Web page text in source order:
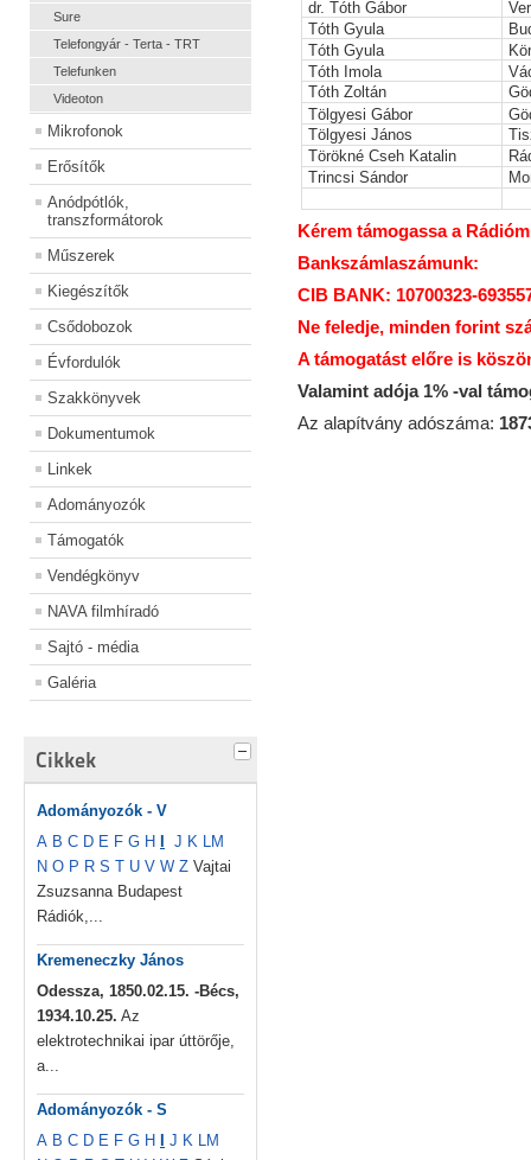
Sure
Telefongyár - Terta - TRT
Telefunken
Videoton
Mikrofonok
Erősítők
Anódpótlók,
transzformátorok
Műszerek
Kiegészítők
Csődobozok
Évfordulók
Szakkönyvek
Dokumentumok
Linkek
Adományozók
Támogatók
Vendégkönyv
NAVA filmhíradó
Sajtó - média
Galéria
Cikkek
Adományozók - V
A B C D E F G H J K LM
N O P R S T U V W Z Vajtai
Zsuzsanna Budapest
Rádiók,...
Kremeneczky János
Odessza, 1850.02.15. -Bécs,
1934.10.25. Az
elektrotechnikai ipar úttörője,
a...
Adományozók - S
A B C D E F G H J K LM
dr. Tóth Gábor
Tóth Gyula
Tóth Gyula
Tóth Imola
Tóth Zoltán
Tölgyesi Gábor
Tölgyesi János
Törökné Cseh Katalin
Trincsi Sándor
Kérem támogassa a
Bankszámlaszámunk:
CIB BANK: 10700323-
Ne feledje, minden forint
A támogatást előre is
Valamint adója 1% -val
Az alapítvány adószáma: